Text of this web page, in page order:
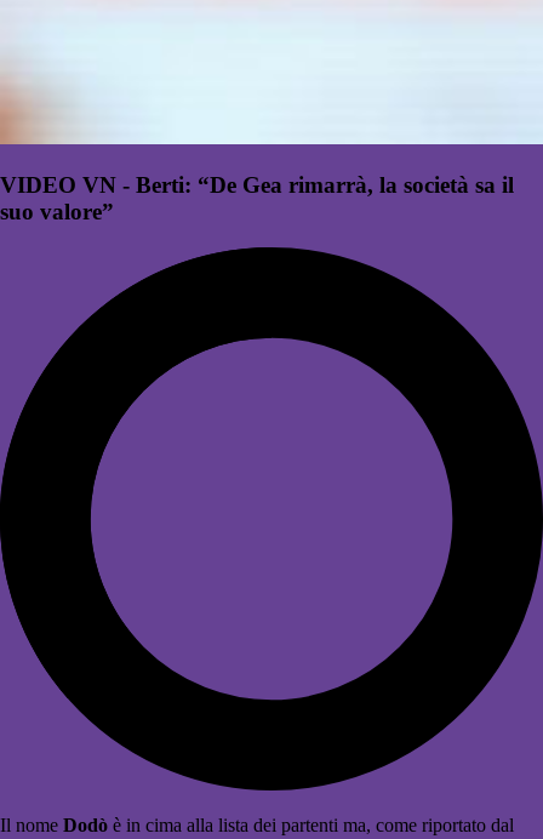
VIDEO VN - Berti: “De Gea rimarrà, la società sa il
suo valore”
Il nome Dodò è in cima alla lista dei partenti ma, come riportato dal